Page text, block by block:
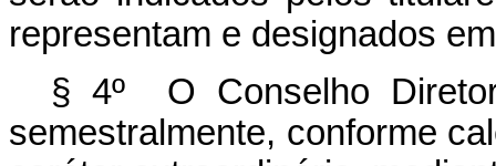
representam e designados
§ 4º O Conselho
semestralmente, conforme